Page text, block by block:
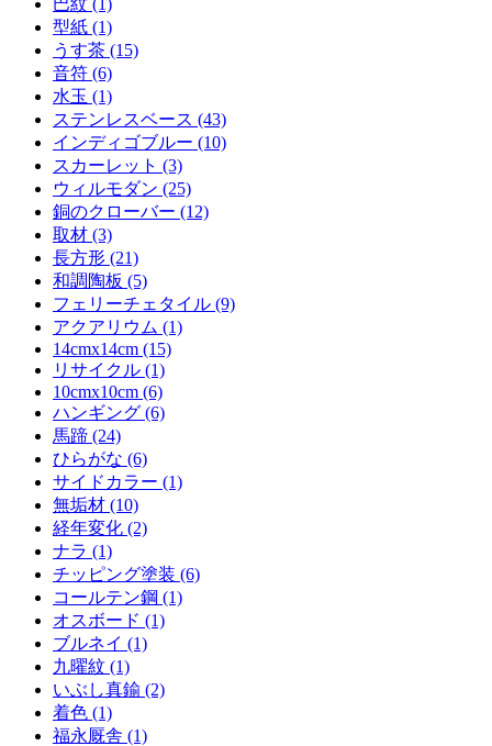
型紙 (1)
うす茶 (15)
音符 (6)
水玉 (1)
ステンレスベース (43)
インディゴブルー (10)
スカーレット (3)
ウィルモダン (25)
銅のクローバー (12)
取材 (3)
長方形 (21)
和調陶板 (5)
フェリーチェタイル (9)
アクアリウム (1)
14cmx14cm (15)
リサイクル (1)
10cmx10cm (6)
ハンギング (6)
馬蹄 (24)
ひらがな (6)
サイドカラー (1)
無垢材 (10)
経年変化 (2)
ナラ (1)
チッピング塗装 (6)
コールテン鋼 (1)
オスボード (1)
ブルネイ (1)
九曜紋 (1)
いぶし真鍮 (2)
着色 (1)
福永厩舎 (1)